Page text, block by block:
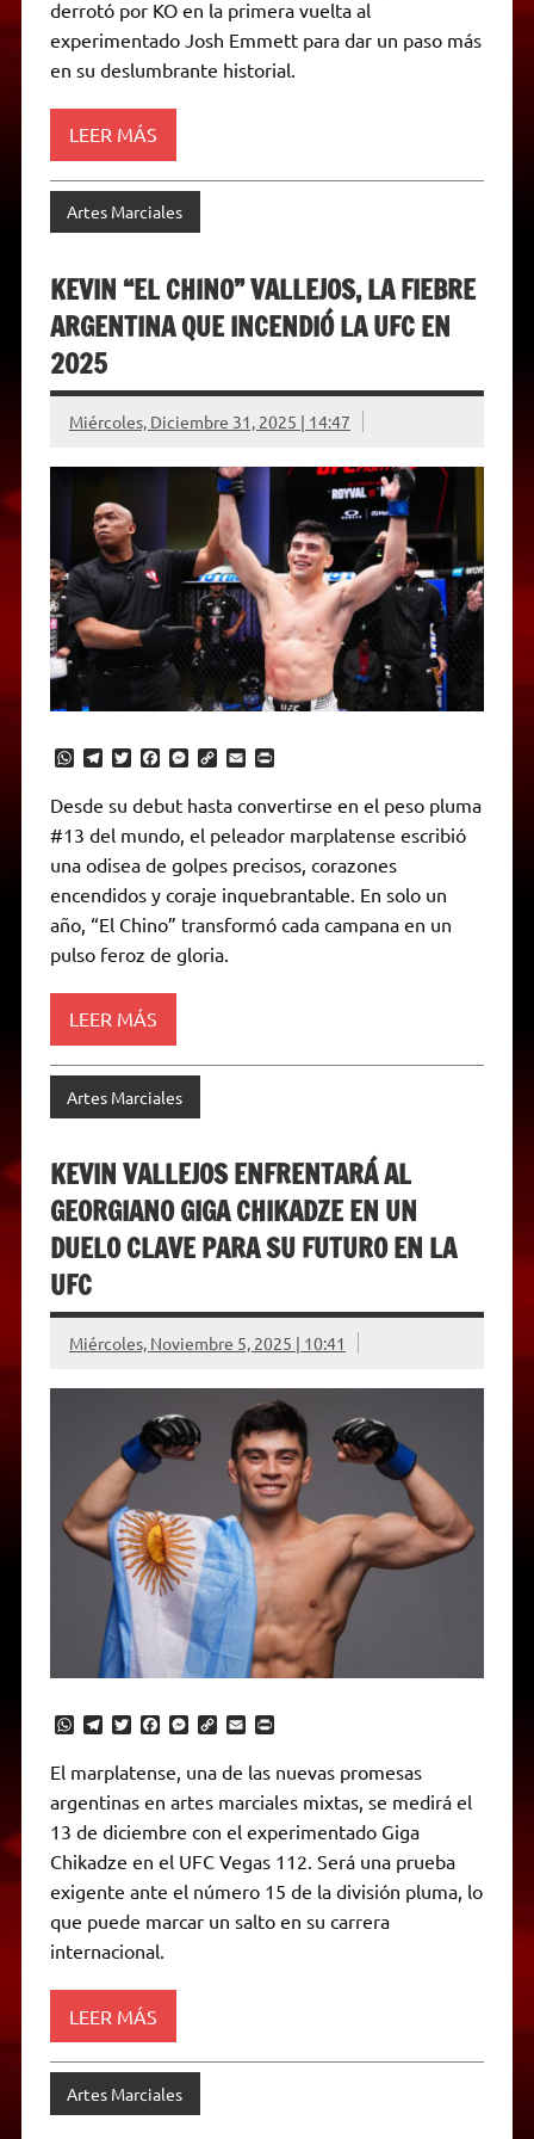
p
m
k
e
r
k
i
e
n
d
l
derrotó por KO en la primera vuelta al
experimentado Josh Emmett para dar un paso más
en su deslumbrante historial.
LEER MÁS
Artes Marciales
KEVIN “EL CHINO” VALLEJOS, LA FIEBRE
ARGENTINA QUE INCENDIÓ LA UFC EN
2025
Miércoles, Diciembre 31, 2025 | 14:47
W
t
s
p
p
T
e
g
r
a
m
T
t
t
r
F
e
b
o
k
M
s
s
e
n
g
e
C
p
y
L
n
k
E
i
l
P
n
t
r
i
n
Desde su debut hasta convertirse en el peso pluma
#13 del mundo, el peleador marplatense escribió
una odisea de golpes precisos, corazones
encendidos y coraje inquebrantable. En solo un
año, “El Chino” transformó cada campana en un
pulso feroz de gloria.
LEER MÁS
Artes Marciales
KEVIN VALLEJOS ENFRENTARÁ AL
GEORGIANO GIGA CHIKADZE EN UN
DUELO CLAVE PARA SU FUTURO EN LA
UFC
Miércoles, Noviembre 5, 2025 | 10:41
W
t
s
A
p
p
T
e
g
a
m
T
i
t
t
r
F
e
b
o
o
k
M
s
e
g
e
C
y
L
n
k
E
a
i
l
P
n
t
r
i
n
d
l
El marplatense, una de las nuevas promesas
argentinas en artes marciales mixtas, se medirá el
13 de diciembre con el experimentado Giga
Chikadze en el UFC Vegas 112. Será una prueba
exigente ante el número 15 de la división pluma, lo
que puede marcar un salto en su carrera
internacional.
LEER MÁS
Artes Marciales